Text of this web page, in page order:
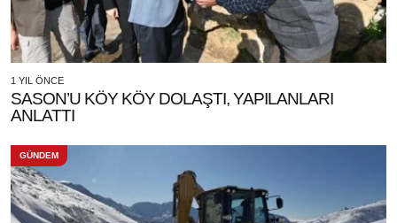
1 YIL ÖNCE
SASON’U KÖY KÖY DOLAŞTI, YAPILANLARI
ANLATTI
GÜNDEM